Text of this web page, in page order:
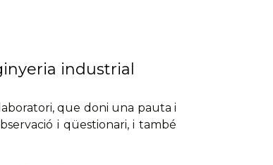
industrial
que doni una pauta i
i qüestionari, i també